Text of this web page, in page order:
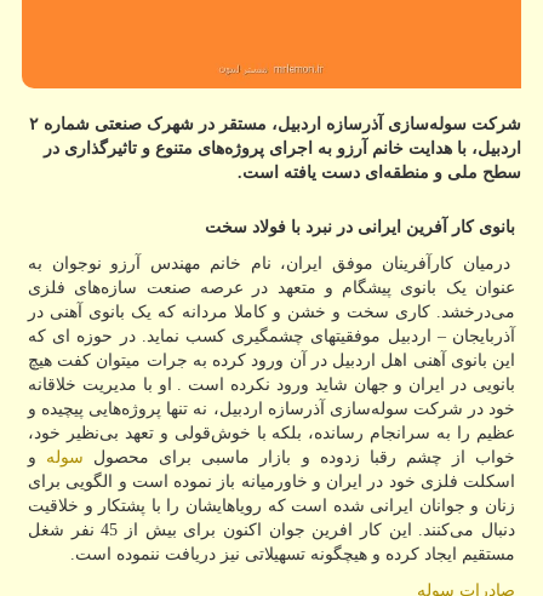
شرکت سوله‌سازی آذرسازه اردبیل، مستقر در شهرک صنعتی شماره ۲
اردبیل، با هدایت خانم آرزو به اجرای پروژه‌های متنوع و تاثیرگذاری در
سطح ملی و منطقه‌ای دست یافته است.
بانوی کار آفرین ایرانی در نبرد با فولاد سخت
درمیان کارآفرینان موفق ایران، نام خانم مهندس آرزو نوجوان به
عنوان یک بانوی پیشگام و متعهد در عرصه صنعت سازه‌های فلزی
می‌درخشد. کاری سخت و خشن و کاملا مردانه که یک بانوی آهنی در
آذربایجان – اردبیل موفقیتهای چشمگیری کسب نماید. در حوزه ای که
این بانوی آهنی اهل اردبیل در آن ورود کرده به جرات میتوان کفت هیچ
بانویی در ایران و جهان شاید ورود نکرده است . او با مدیریت خلاقانه
خود در شرکت سوله‌سازی آذرسازه اردبیل، نه تنها پروژه‌هایی پیچیده و
عظیم را به سرانجام رسانده، بلکه با خوش‌قولی و تعهد بی‌نظیر خود،
خواب از چشم رقبا زدوده و بازار ماسبی برای محصول سوله و
اسکلت فلزی خود در ایران و خاورمیانه باز نموده است و الگویی برای
زنان و جوانان ایرانی شده است که رویاهایشان را با پشتکار و خلاقیت
دنبال می‌کنند. این کار افرین جوان اکنون برای بیش از 45 نفر شغل
مستقیم ایجاد کرده و هیچگونه تسهیلاتی نیز دریافت ننموده است.
صادرات سوله